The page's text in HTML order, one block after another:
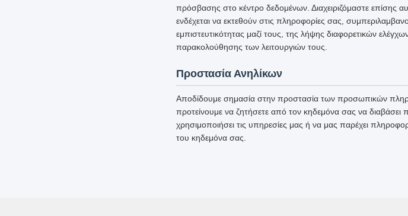
πρόσβασης στο κέντρο δεδομένων. Διαχειριζόμαστε επίσης
ενδέχεται να εκτεθούν στις πληροφορίες σας,
εμπιστευτικότητας μαζί τους, της λήψης διαφορετικών
παρακολούθησης των λειτουργιών τους.
Προστασία Ανηλίκων
Αποδίδουμε σημασία στην προστασία των προσωπικών
προτείνουμε να ζητήσετε από τον κηδεμόνα σας να διαβάσει
χρησιμοποιήσει τις υπηρεσίες μας ή να μας παρέχει
του κηδεμόνα σας.